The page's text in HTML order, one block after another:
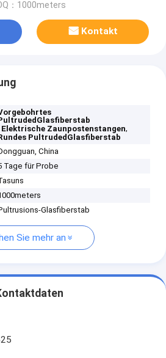
：1000meters
Kontakt
Elektrische Zaunpostenstangen,
PultrudedGlasfiberstab
China
Tage für Probe
Glasfiberstab
Sie mehr an